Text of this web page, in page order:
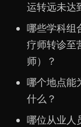
运转远未达
哪些学科组
疗师转诊至
师）？
哪个地点能
什么？
哪位从业人